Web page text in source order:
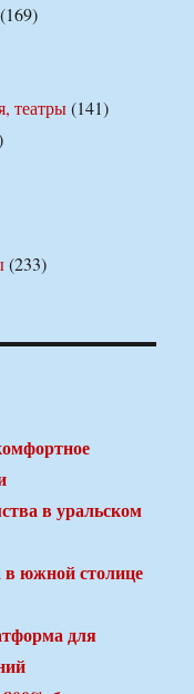
(169)
театры(141)
(233)
в уральском
в южной столице
для